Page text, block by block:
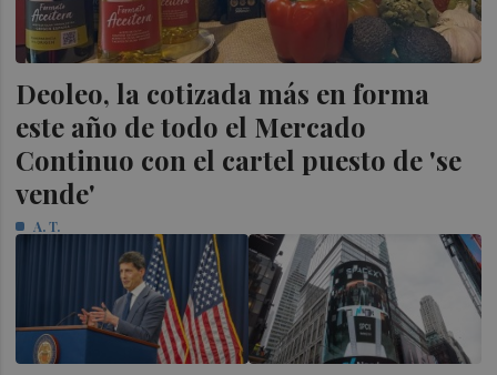
Deoleo, la cotizada más en forma
este año de todo el Mercado
Continuo con el cartel puesto de 'se
vende'
A. T.